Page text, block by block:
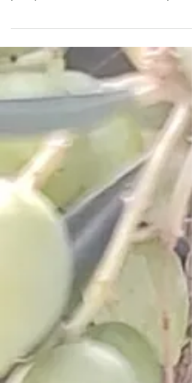
como extravirgens, adesão do Brasil ao Comitê
Oleícola Internacional, controle dos lagares,
crédito agrícola e medidas contra a deriva de
herbicidas hormonais.